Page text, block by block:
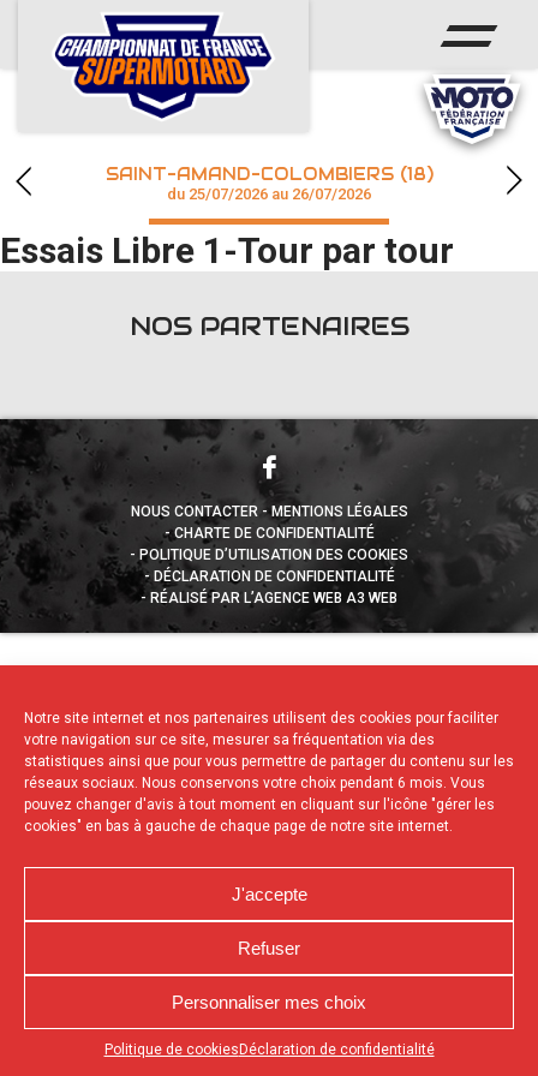
Notre site internet et nos partenaires utilisent des cookies pour faciliter
votre navigation sur ce site, mesurer sa fréquentation via des
statistiques ainsi que pour vous permettre de partager du contenu sur les
réseaux sociaux. Nous conservons votre choix pendant 6 mois. Vous
pouvez changer d'avis à tout moment en cliquant sur l'icône "gérer les
cookies" en bas à gauche de chaque page de notre site internet.
J'accepte
Refuser
Personnaliser mes choix
Politique de cookies Déclaration de confidentialité
Appuyez sur le bouton partager en bas de votre
ACCUEIL
ACTUS
CALENDRIER
CHAMPIONNAT
RÉSULTATS
SAINT-AMAND-COLOMBIERS (18)
du 25/07/2026 au 26/07/2026
Essais Libre 1-Tour par tour
NOS PARTENAIRES
NOUS CONTACTER
MENTIONS LÉGALES
CHARTE DE CONFIDENTIALITÉ
POLITIQUE D’UTILISATION DES COOKIES
DÉCLARATION DE CONFIDENTIALITÉ
RÉALISÉ PAR L’AGENCE WEB A3 WEB